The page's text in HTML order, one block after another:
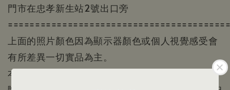
門市在忠孝新生站2號出口旁
上面的照片顏色因為顯示器顏色或個人視覺感受會
有所差異一切實品為主。
本賣場照片/資訊僅供參考，根據官方公布資料/實